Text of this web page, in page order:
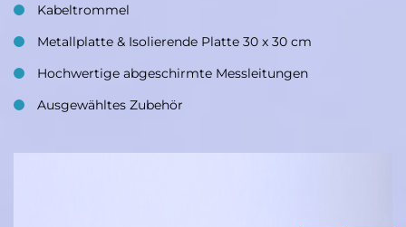
Kabeltrommel
Metallplatte & Isolierende Platte 30 x 30 cm
Hochwertige abgeschirmte Messleitungen
Ausgewähltes Zubehör